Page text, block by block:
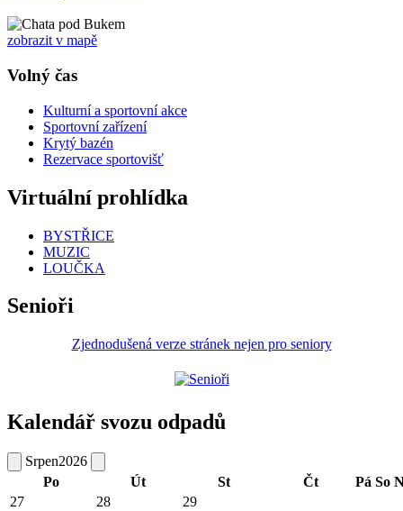
zobrazit v mapě
Volný čas
Kulturní a sportovní akce
Sportovní zařízení
Krytý bazén
Rezervace sportovišť
Virtuální prohlídka
BYSTŘICE
MUZIC
LOUČKA
Senioři
Zjednodušená verze stránek nejen pro seniory
Kalendář svozu odpadů
Srpen2026
Po
Út St Čt Pá So
27
28
29